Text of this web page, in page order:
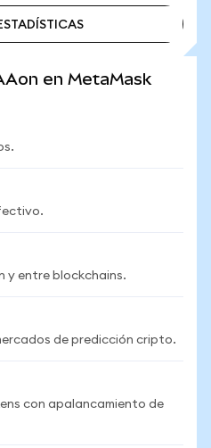
en MetaMask
y entre blockchains.
de predicción cripto.
con apalancamiento de